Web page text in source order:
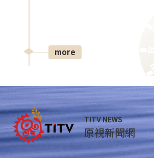
more
TITV NEWS
原視新聞網